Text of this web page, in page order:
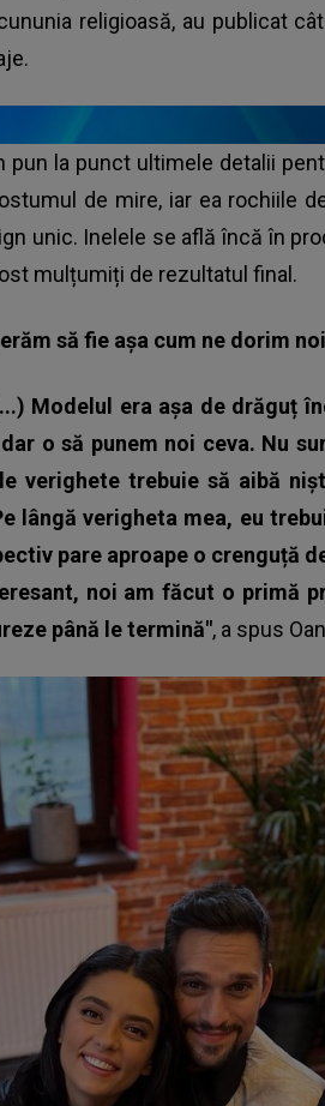
religioasă, au publicat
pun la punct ultimele detalii
de mire, iar ea rochiile
unic. Inelele se află încă în
mulțumiți de rezultatul final.
să fie așa cum ne dorim
Modelul era așa de drăguț
o să punem noi ceva. Nu
verighete trebuie să aibă
lângă verigheta mea, eu
pare aproape o crenguță
noi am făcut o primă
până le termină", a spus